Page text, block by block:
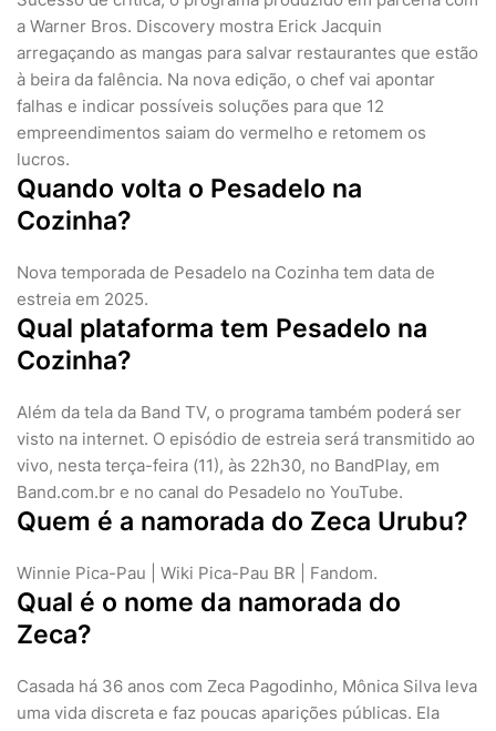
a Warner Bros. Discovery mostra Erick Jacquin
arregaçando as mangas para salvar restaurantes que estão
à beira da falência. Na nova edição, o chef vai apontar
falhas e indicar possíveis soluções para que 12
empreendimentos saiam do vermelho e retomem os
lucros.
Quando volta o Pesadelo na
Cozinha?
Nova temporada de Pesadelo na Cozinha tem data de
estreia em 2025.
Qual plataforma tem Pesadelo na
Cozinha?
Além da tela da Band TV, o programa também poderá ser
visto na internet. O episódio de estreia será transmitido ao
vivo, nesta terça-feira (11), às 22h30, no BandPlay, em
Band.com.br e no canal do Pesadelo no YouTube.
Quem é a namorada do Zeca Urubu?
Winnie Pica-Pau | Wiki Pica-Pau BR | Fandom.
Qual é o nome da namorada do
Zeca?
Casada há 36 anos com Zeca Pagodinho, Mônica Silva leva
uma vida discreta e faz poucas aparições públicas. Ela